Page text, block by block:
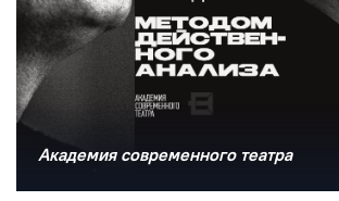
Академия современного театра